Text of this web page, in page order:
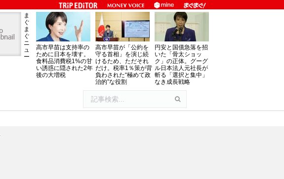
ま
ぐ
ま
ぐ
ニ
ュ
ー
高市早苗は支持率の
ために日本を壊す。
食料品消費税1%の甘
い誘惑に隠された2年
後の大増税
高市早苗が「公約を
守る首相」を演じ続
けるため、ただそれ
だけ。税率1％策が背
負わされた“極めて政
治的”な役割
円安と国債急落を招
いた「骨太ショッ
ク」の正体。グーグ
ル日本法人元社長が
斬る「選択と集中」
なき成長戦略